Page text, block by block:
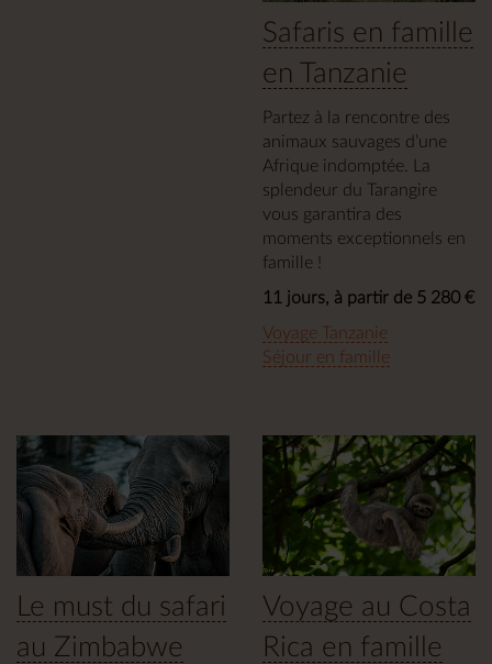
Safaris en famille
en Tanzanie
Partez à la rencontre des
animaux sauvages d’une
Afrique indomptée. La
splendeur du Tarangire
vous garantira des
moments exceptionnels en
famille !
11 jours, à partir de 5 280 €
Voyage Tanzanie
Séjour en famille
Le must du safari
au Zimbabwe
Voyage au Costa
Rica en famille